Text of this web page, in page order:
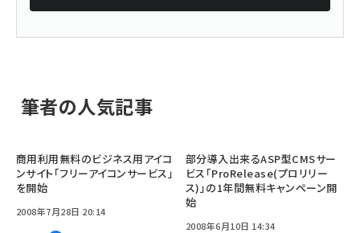
筆者の人気記事
商用利用無料のビジネス用アイコ
ンサイト「フリーアイコンサービス」
を開始
2008年7月28日 20:14
部分導入出来るASP型CMSサー
ビス「ProRelease(プロリリー
ス)」の1年間無料キャンペーン開
始
2008年6月10日 14:34